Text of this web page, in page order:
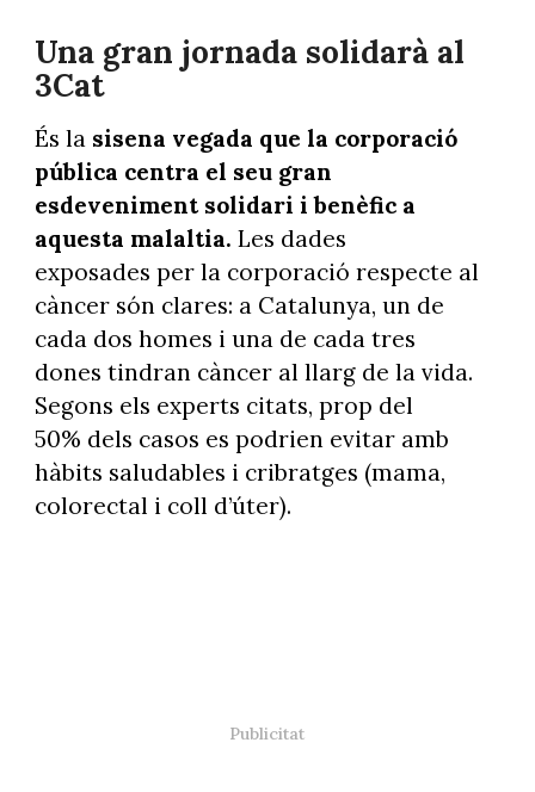
Una gran jornada solidarà al
3Cat
És la sisena vegada que la corporació
pública centra el seu gran
esdeveniment solidari i benèfic a
aquesta malaltia. Les dades
exposades per la corporació respecte al
càncer són clares: a Catalunya, un de
cada dos homes i una de cada tres
dones tindran càncer al llarg de la vida.
Segons els experts citats, prop del
50% dels casos es podrien evitar amb
hàbits saludables i cribratges (mama,
colorectal i coll d’úter).